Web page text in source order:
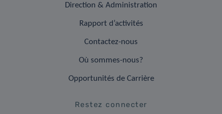
Direction & Administration
Rapport d’activités
Contactez-nous
Où sommes-nous?
Opportunités de Carrière
Restez connecter